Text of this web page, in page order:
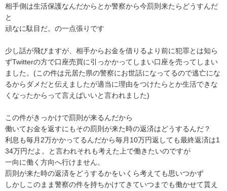
相手側は生活保護なんだからとか警察から今罰則来たらどうすんだ
と
頑なに駄目だ。の一点張りです
少し話が飛びますが、相手からお金を借りるより前に犯罪とは知ら
ずTwitterの方で口座売買に引っかかってしまい口座を売ってしまい
ました。(この件は元居た県の警察にお世話になってるので逃亡にな
るからダメだと伝えましたが適当に理由をつけたらとか生活できな
くなったからって言えばいいと言われました)
この件がきっかけで罰則が来るんだから
働いてお金を返すにもその罰則が来た時の返済はどうするんだ？
利息も毎月2万かかってるんだから毎月10万円返しても最終返済は1
34万円だよ。と言われそれも考えた上で働きたいのですが
一向に働く方向へ行けません。
罰則が来た時の返済をどうするかをいくら考えても思いつかず
しかしこのまま警察の件を持ちかけてきていつまでも働かせて貰え